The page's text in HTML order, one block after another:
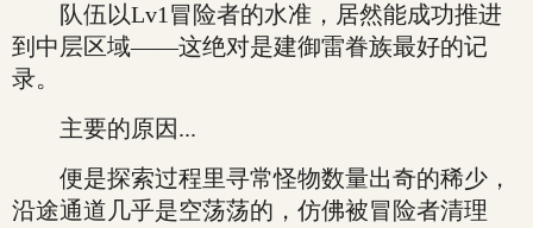
队伍以Lv1冒险者的水准，居然能成功推进
到中层区域——这绝对是建御雷眷族最好的记
录。
主要的原因...
便是探索过程里寻常怪物数量出奇的稀少，
沿途通道几乎是空荡荡的，仿佛被冒险者清理